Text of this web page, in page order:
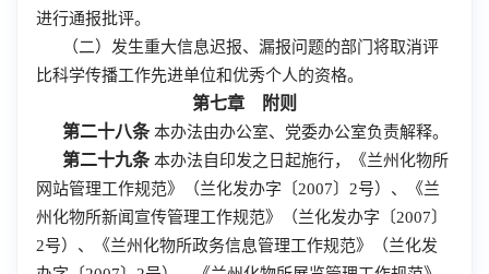
进行通报批评。
（二）发生重大信息迟报、漏报问题的部门将取消评
比科学传播工作先进单位和优秀个人的资格。
第七章 附则
第二十八条本办法由办公室、党委办公室负责解释。
第二十九条本办法自印发之日起施行，《兰州化物所
网站管理工作规范》（兰化发办字〔2007〕2号）、《兰
州化物所新闻宣传管理工作规范》（兰化发办字〔2007〕
2号）、《兰州化物所政务信息管理工作规范》（兰化发